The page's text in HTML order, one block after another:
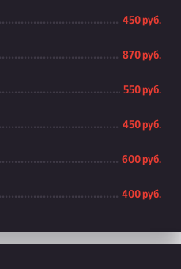
450 руб.
870 руб.
550 руб.
450 руб.
600 руб.
400 руб.